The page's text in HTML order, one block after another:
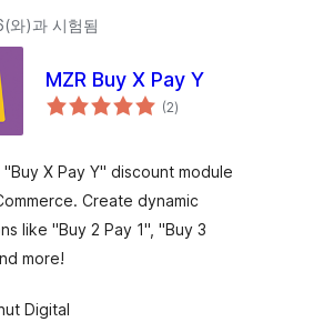
와)과 시험됨
MZR Buy X Pay Y
(2전
체)
X Pay Y" discount module
Create dynamic
like "Buy 2 Pay 1", "Buy 3
more!
Digital